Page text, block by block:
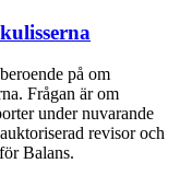
på om
Frågan är om
under nuvarande
revisor och
Balans.